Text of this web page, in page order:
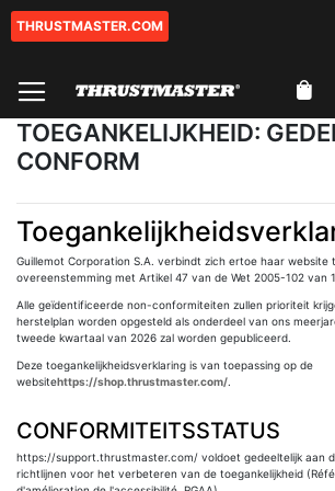
Ga
inhoud
THRUSTMASTER.COM
TOEGANKELIJKHEID:
CONFORM
Guillemot Corporation S.A. verbindt zich ertoe haar website
overeenstemming met Artikel 47 van de Wet 2005-102 van
Alle geïdentificeerde non-conformiteiten zullen prioriteit
herstelplan worden opgesteld als onderdeel van ons
tweede kwartaal van 2026 zal worden gepubliceerd.
Deze toegankelijkheidsverklaring is van toepassing op de
websitehttps://shop.thrustmaster.com/.
CONFORMITEITSSTATUS
https://support.thrustmaster.com/ voldoet gedeeltelijk aan
richtlijnen voor het verbeteren van de toegankelijkheid